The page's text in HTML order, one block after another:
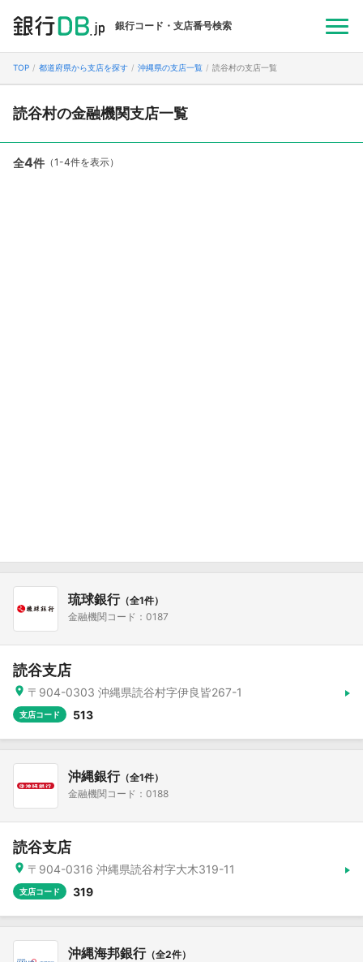
銀行コード・支店番号検索
TOP 都道府県から支店を探す 沖縄県の支店一覧 読谷村の支店一覧
読谷村の金融機関支店一覧
全4件 （1-4件を表示）
琉球銀行（全1件）
金融機関コード：0187
読谷支店
〒904-0303 沖縄県読谷村字伊良皆267-1
支店コード 513
沖縄銀行（全1件）
金融機関コード：0188
読谷支店
〒904-0316 沖縄県読谷村字大木319-11
支店コード 319
沖縄海邦銀行（全2件）